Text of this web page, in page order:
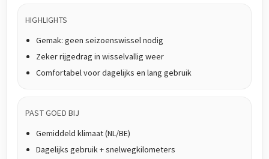
HIGHLIGHTS
Gemak: geen seizoenswissel nodig
Zeker rijgedrag in wisselvallig weer
Comfortabel voor dagelijks en lang gebruik
PAST GOED BIJ
Gemiddeld klimaat (NL/BE)
Dagelijks gebruik + snelwegkilometers